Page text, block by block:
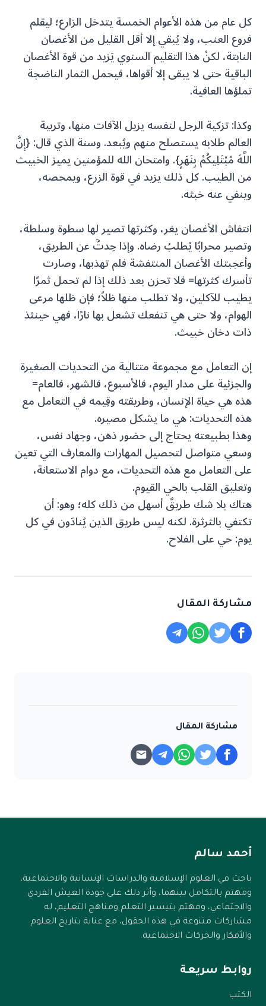
كل عام من هذه الأعوام الخمسة يتدخل الزارع؛ ليقلم
فروع العنب، ولا يُبقي إلا أقل القليل من الأغصان
النابتة، لكنْ هذا التقليم السنوي يَزيد من قوة الأغصان
الباقية حتى لا يبقى إلا أقواها، فيحمل الثمار الناضجة
تملؤها العافية.
وكذا: تزكية الرجل لنفسه يزيل الآفات منها، وتربية
العالم طلابه يستصلح منهم ويُبعد. وسنة الذي قال: {إِنَّ
اللَّهَ مُبْتَلِيكُمْ بِنَهَرٍ}. وامتحان الله للمؤمنين يميز الخبيث
من الطيب. كل ذلك يزيد في قوة الزرع، ويمحصه،
وينفي عنه خبثه.
انتفاش الأغصان يغر، وكثرتها تصير لها سطوة وسلطة،
وتصير محرابًا يُطلبُ رضاه. وإذا حِدتَّ عن الطريق،
وأعجبتك الأغصان المنتفشة فلم تهذبها، وصارت
تأسرك كثرتها= فلا تحزن بعد ذلك إذا لم تحمل ثمرًا
يطيب للآكلين، ولا تطلب منها ظلاً؛ فإن ظلها مرعى
الهوام، ولا حتى هي تنفعك تشعل بها نارًا، فهي حينئذ
ذات دخان خبيث.
إن التعامل مع مجموعة متتالية من التحديات الصغيرة
والجزئية على مدار اليوم، فالأسبوع، فالشهر، فالعام=
هذه هي حياة الإنسان، وطريقته وقِيمه في التعامل مع
هذه التحديات: هي ما يشكل مصيره.
وهذا بطبيعته يحتاج إلى حضور ذهن، وجهاد نفس،
وسعي متواصل لتحصيل المهارات والمعارف التي تعين
على التعامل مع هذه التحديات، مع دوام الاستعانة،
وتعليق القلب بالحي القيوم.
هناك بلا شك طريقٌ أسهل من ذلك كله؛ وهو: أن
تكتفي بالثرثرة. لكنه ليس طريق الذين يُنادَون في كل
يوم: حي على الفلاح.
مشاركة المقال
مشاركة المقال
أحمد سالم
باحث في العلوم الإسلامية والدراسات الإنسانية والاجتماعية،
ومهتم بالتكامل بينهما، وأثر ذلك على جودة العيش الفردي
والاجتماعي، ومهتم بتيسير التعلم ومناهج التعليم، له
مشاركات متنوعة في هذه الحقول، مع عناية بتاريخ العلوم
والأفكار والحركات الاجتماعية.
روابط سريعة
الكتب